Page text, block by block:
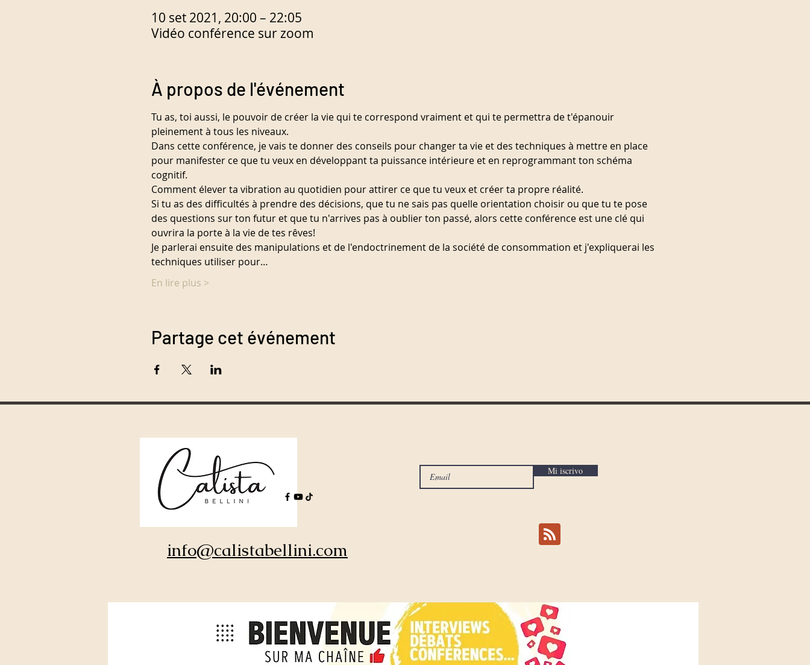
10 set 2021, 20:00 – 22:05
Vidéo conférence sur zoom
À propos de l'événement
Tu as, toi aussi, le pouvoir de créer la vie qui te correspond vraiment et qui te permettra de t'épanouir
pleinement à tous les niveaux.
Dans cette conférence, je vais te donner des conseils pour changer ta vie et des techniques à mettre en place
pour manifester ce que tu veux en développant ta puissance intérieure et en reprogrammant ton schéma
cognitif.
Comment élever ta vibration au quotidien pour attirer ce que tu veux et créer ta propre réalité.
Si tu as des difficultés à prendre des décisions, que tu ne sais pas quelle orientation choisir ou que tu te pose
des questions sur ton futur et que tu n'arrives pas à oublier ton passé, alors cette conférence est une clé qui
ouvrira la porte à la vie de tes rêves!
Je parlerai ensuite des manipulations et de l'endoctrinement de la société de consommation et j'expliquerai les
techniques utiliser pour…
En lire plus >
Partage cet événement
Blog spirituale
info@calistabellini.com
Mi iscrivo